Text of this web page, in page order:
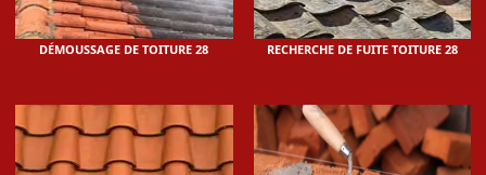
DÉMOUSSAGE DE TOITURE 28 RECHERCHE DE FUITE TOITURE 28